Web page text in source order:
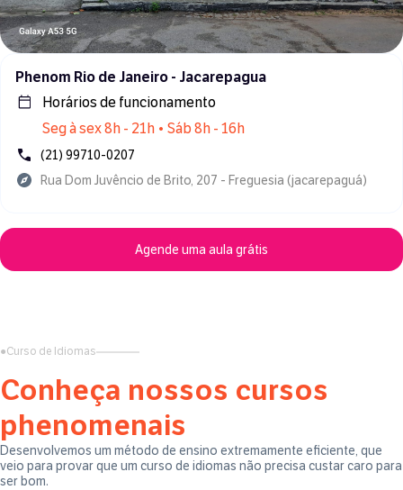
Phenom Rio de Janeiro - Jacarepagua
Horários de funcionamento
Seg à sex 8h - 21h • Sáb 8h - 16h
(21) 99710-0207
Rua Dom Juvêncio de Brito, 207 - Freguesia (jacarepaguá)
Agende uma aula grátis
●Curso de Idiomas
Conheça nossos cursos
phenomenais
Desenvolvemos um método de ensino extremamente eficiente, que
veio para provar que um curso de idiomas não precisa custar caro para
ser bom.